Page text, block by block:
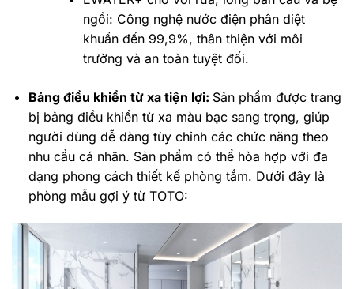
ngồi: Công nghệ nước điện phân diệt
khuẩn đến 99,9%, thân thiện với môi
trường và an toàn tuyệt đối.
Bảng điều khiển từ xa tiện lợi: Sản phẩm được trang
bị bảng điều khiển từ xa màu bạc sang trọng, giúp
người dùng dễ dàng tùy chỉnh các chức năng theo
nhu cầu cá nhân. Sản phẩm có thể hòa hợp với đa
dạng phong cách thiết kế phòng tắm. Dưới đây là
phòng mẫu gợi ý từ TOTO: